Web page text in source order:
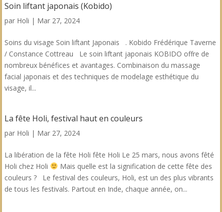
Soin liftant japonais (Kobido)
par Holi | Mar 27, 2024
Soins du visage Soin liftant Japonais . Kobido Frédérique Taverne
/ Constance Cottreau Le soin liftant japonais KOBIDO offre de
nombreux bénéfices et avantages. Combinaison du massage
facial japonais et des techniques de modelage esthétique du
visage, il...
La fête Holi, festival haut en couleurs
par Holi | Mar 27, 2024
La libération de la fête Holi fête Holi Le 25 mars, nous avons fêté
Holi chez Holi
Mais quelle est la signification de cette fête des
couleurs ? Le festival des couleurs, Holi, est un des plus vibrants
de tous les festivals. Partout en Inde, chaque année, on...